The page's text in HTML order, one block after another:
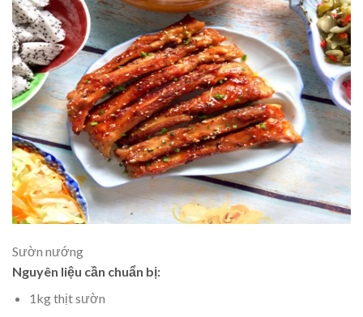
Sườn nướng
Nguyên liệu cần chuẩn bị:
1kg thịt sườn